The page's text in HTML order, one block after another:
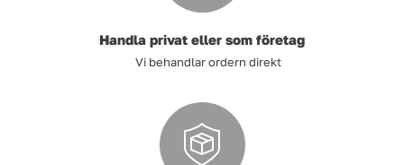
Handla privat eller som företag
Vi behandlar ordern direkt